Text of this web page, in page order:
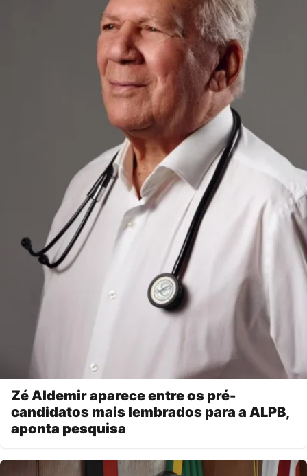
Zé Aldemir aparece entre os pré-
candidatos mais lembrados para a ALPB,
aponta pesquisa